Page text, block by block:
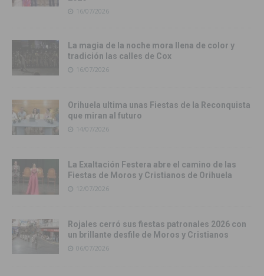
16/07/2026
La magia de la noche mora llena de color y
tradición las calles de Cox
16/07/2026
Orihuela ultima unas Fiestas de la Reconquista
que miran al futuro
14/07/2026
La Exaltación Festera abre el camino de las
Fiestas de Moros y Cristianos de Orihuela
12/07/2026
Rojales cerró sus fiestas patronales 2026 con
un brillante desfile de Moros y Cristianos
06/07/2026